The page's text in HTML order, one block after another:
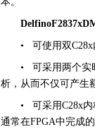
• 可使用双C28x
• 可采用两个实
析，从而不仅可产生
• 可采用C28x
通常在FPGA中完成